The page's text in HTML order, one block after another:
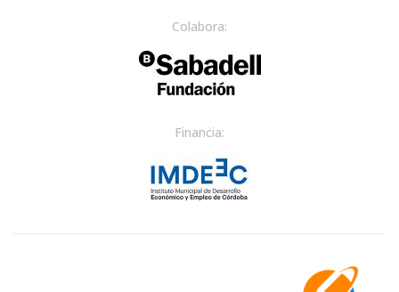
Colabora:
Financia: